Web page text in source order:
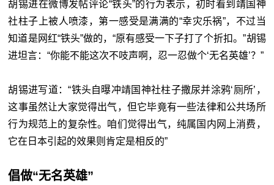
胡锡进在微博发帖评论“铁头”的行为表示，初时看到靖国神
社柱子上被人喷漆，第一感受是满满的“幸灾乐祸”，不过当
知道是网红“铁头”做的，“原有感受一下子打了个折扣。”胡锡
进坦言：“你能不能这次不吱声啊，忍一忍做个‘无名英雄’？”
胡锡进写道：“铁头自曝冲靖国神社柱子撒尿并涂鸦‘厕所’，
这事虽然让大家觉得出气，但它毕竟有一些法律和公共场所
行为规范上的复杂性。咱们觉得出气，纯属国内网上消费，
它在日本引起的效果则肯定是相反的”
倡做“无名英雄”